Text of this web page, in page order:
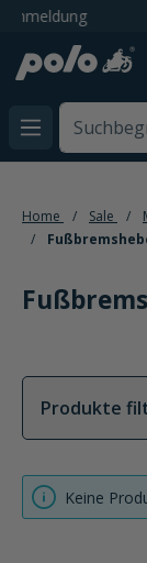
springen
Home Sale
Produkte
Keine